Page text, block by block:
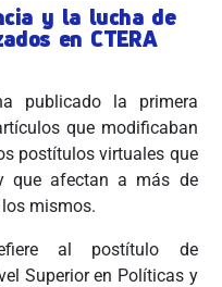
y la lucha de
en CTERA
publicado la primera
que modificaban
postítulos virtuales que
que afectan a más de
mismos.
al postítulo de
Superior en Políticas y